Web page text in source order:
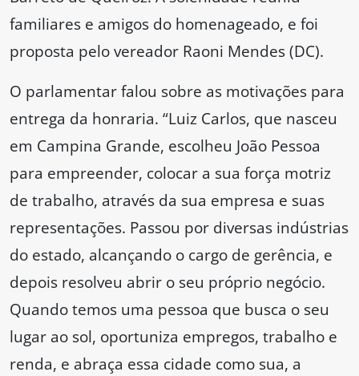
familiares e amigos do homenageado, e foi
proposta pelo vereador Raoni Mendes (DC).
O parlamentar falou sobre as motivações para
entrega da honraria. “Luiz Carlos, que nasceu
em Campina Grande, escolheu João Pessoa
para empreender, colocar a sua força motriz
de trabalho, através da sua empresa e suas
representações. Passou por diversas indústrias
do estado, alcançando o cargo de gerência, e
depois resolveu abrir o seu próprio negócio.
Quando temos uma pessoa que busca o seu
lugar ao sol, oportuniza empregos, trabalho e
renda, e abraça essa cidade como sua, a